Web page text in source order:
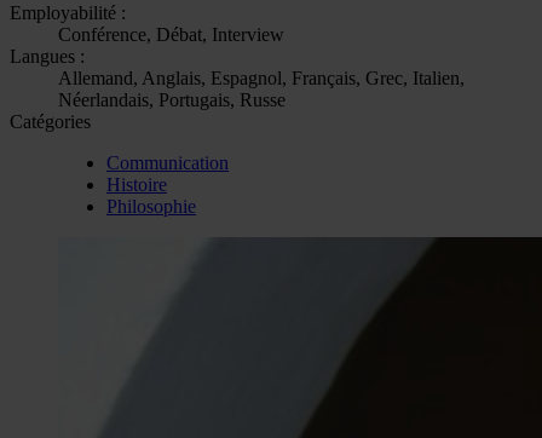
Employabilité :
Conférence, Débat, Interview
Langues :
Allemand, Anglais, Espagnol, Français, Grec, Italien,
Néerlandais, Portugais, Russe
Catégories
Communication
Histoire
Philosophie